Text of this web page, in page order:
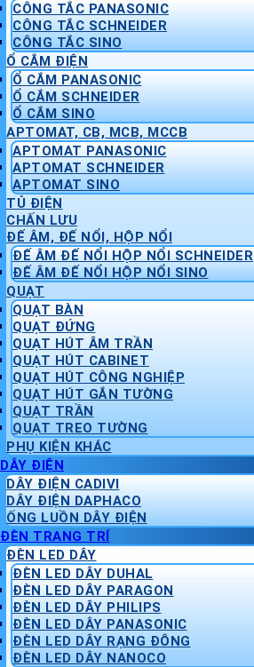
CÔNG TẮC PANASONIC
CÔNG TẮC SCHNEIDER
CÔNG TẮC SINO
Ổ CẮM ĐIỆN
Ổ CẮM PANASONIC
Ổ CẮM SCHNEIDER
Ổ CẮM SINO
APTOMAT, CB, MCB, MCCB
APTOMAT PANASONIC
APTOMAT SCHNEIDER
APTOMAT SINO
TỦ ĐIỆN
CHẤN LƯU
ĐẾ ÂM, ĐẾ NỔI, HỘP NỔI
ĐẾ ÂM ĐẾ NỔI HỘP NỔI SCHNEIDER
ĐẾ ÂM ĐẾ NỔI HỘP NỔI SINO
QUẠT
QUẠT BÀN
QUẠT ĐỨNG
QUẠT HÚT ÂM TRẦN
QUẠT HÚT CABINET
QUẠT HÚT CÔNG NGHIỆP
QUẠT HÚT GẮN TƯỜNG
QUẠT TRẦN
QUẠT TREO TƯỜNG
PHỤ KIỆN KHÁC
DÂY ĐIỆN
DÂY ĐIỆN CADIVI
DÂY ĐIỆN DAPHACO
ỐNG LUỒN DÂY ĐIỆN
ĐÈN TRANG TRÍ
ĐÈN LED DÂY
ĐÈN LED DÂY DUHAL
ĐÈN LED DÂY PARAGON
ĐÈN LED DÂY PHILIPS
ĐÈN LED DÂY PANASONIC
ĐÈN LED DÂY RẠNG ĐÔNG
ĐÈN LED DÂY NANOCO